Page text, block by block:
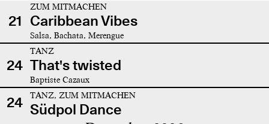
21
ZUM MITMACHEN
Caribbean Vibes
Salsa, Bachata, Merengue
24
TANZ
That's twisted
Baptiste Cazaux
24 TANZ, ZUM MITMACHEN
Südpol Dance